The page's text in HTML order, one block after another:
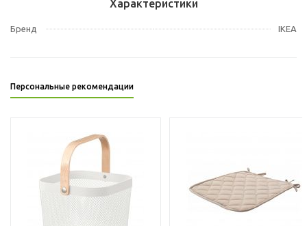
Характеристики
Бренд IKEA
Персональные рекомендации